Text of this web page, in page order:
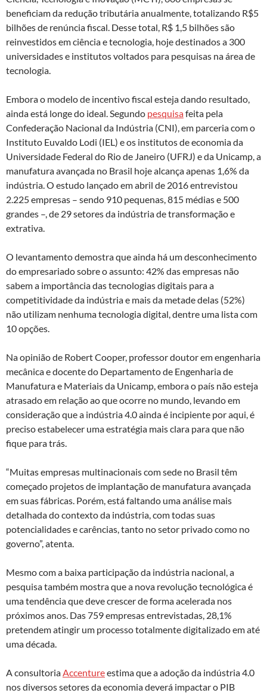
beneficiam da redução tributária anualmente, totalizando R$5
bilhões de renúncia fiscal. Desse total, R$ 1,5 bilhões são
reinvestidos em ciência e tecnologia, hoje destinados a 300
universidades e institutos voltados para pesquisas na área de
tecnologia.
Embora o modelo de incentivo fiscal esteja dando resultado,
ainda está longe do ideal. Segundo pesquisafeita pela
Confederação Nacional da Indústria (CNI), em parceria com o
Instituto Euvaldo Lodi (IEL) e os institutos de economia da
Universidade Federal do Rio de Janeiro (UFRJ) e da Unicamp, a
manufatura avançada no Brasil hoje alcança apenas 1,6% da
indústria. O estudo lançado em abril de 2016 entrevistou
2.225 empresas – sendo 910 pequenas, 815 médias e 500
grandes –, de 29 setores da indústria de transformação e
extrativa.
O levantamento demostra que ainda há um desconhecimento
do empresariado sobre o assunto: 42% das empresas não
sabem a importância das tecnologias digitais para a
competitividade da indústria e mais da metade delas (52%)
não utilizam nenhuma tecnologia digital, dentre uma lista com
10 opções.
Na opinião de Robert Cooper, professor doutor em engenharia
mecânica e docente do Departamento de Engenharia de
Manufatura e Materiais da Unicamp, embora o país não esteja
atrasado em relação ao que ocorre no mundo, levando em
consideração que a indústria 4.0 ainda é incipiente por aqui, é
preciso estabelecer uma estratégia mais clara para que não
fique para trás.
“Muitas empresas multinacionais com sede no Brasil têm
começado projetos de implantação de manufatura avançada
em suas fábricas. Porém, está faltando uma análise mais
detalhada do contexto da indústria, com todas suas
potencialidades e carências, tanto no setor privado como no
governo”, atenta.
Mesmo com a baixa participação da indústria nacional, a
pesquisa também mostra que a nova revolução tecnológica é
uma tendência que deve crescer de forma acelerada nos
próximos anos. Das 759 empresas entrevistadas, 28,1%
pretendem atingir um processo totalmente digitalizado em até
uma década.
A consultoriaAccentureestima que a adoção da indústria 4.0
nos diversos setores da economia deverá impactar o PIB